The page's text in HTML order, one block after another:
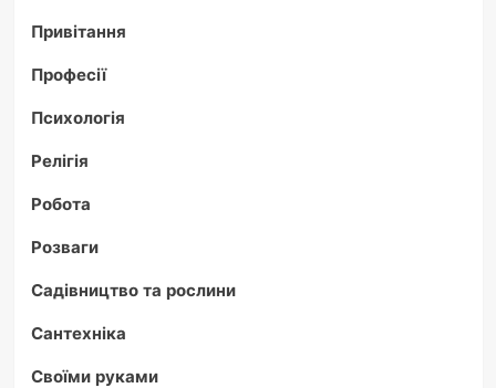
Привітання
Професії
Психологія
Релігія
Робота
Розваги
Садівництво та рослини
Сантехніка
Своїми руками